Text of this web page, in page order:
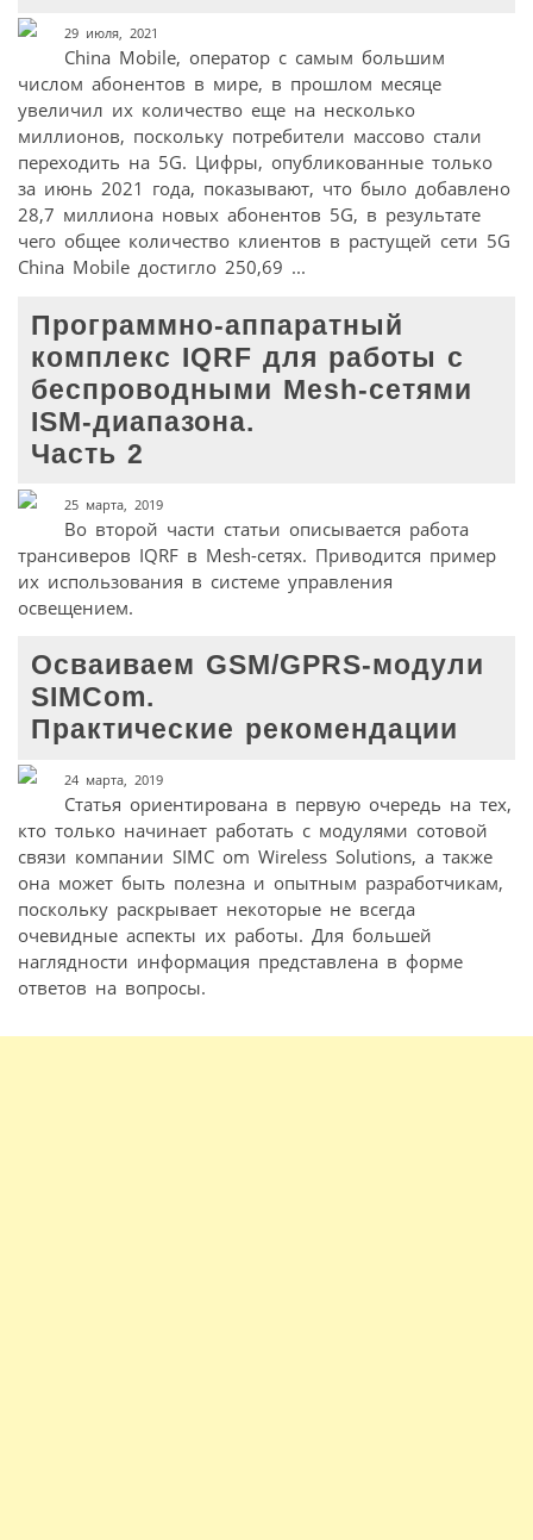
29 июля, 2021
China Mobile, оператор с самым большим
числом абонентов в мире, в прошлом месяце
увеличил их количество еще на несколько
миллионов, поскольку потребители массово стали
переходить на 5G. Цифры, опубликованные только
за июнь 2021 года, показывают, что было добавлено
28,7 миллиона новых абонентов 5G, в результате
чего общее количество клиентов в растущей сети 5G
China Mobile достигло 250,69 ...
Программно-аппаратный
комплекс IQRF для работы с
беспроводными Mesh-сетями
ISM-диапазона.
Часть 2
25 марта, 2019
Во второй части статьи описывается работа
трансиверов IQRF в Mesh-сетях. Приводится пример
их использования в системе управления
освещением.
Осваиваем GSM/GPRS-модули
SIMCom.
Практические рекомендации
24 марта, 2019
Статья ориентирована в первую очередь на тех,
кто только начинает работать с модулями сотовой
связи компании SIMC om Wireless Solutions, а также
она может быть полезна и опытным разработчикам,
поскольку раскрывает некоторые не всегда
очевидные аспекты их работы. Для большей
наглядности информация представлена в форме
ответов на вопросы.